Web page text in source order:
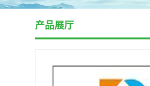
产品展厅